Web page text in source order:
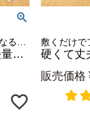
敷くだけでフローリングになる団地間4.5畳用ウッドカーペット
硬くて丈夫な表面の軽量ウッドカーペット GA-60 団地間4.5畳用 約243×245cm (低ホルマリン・1梱包) [cpt-ga-60-d45]
販売価格